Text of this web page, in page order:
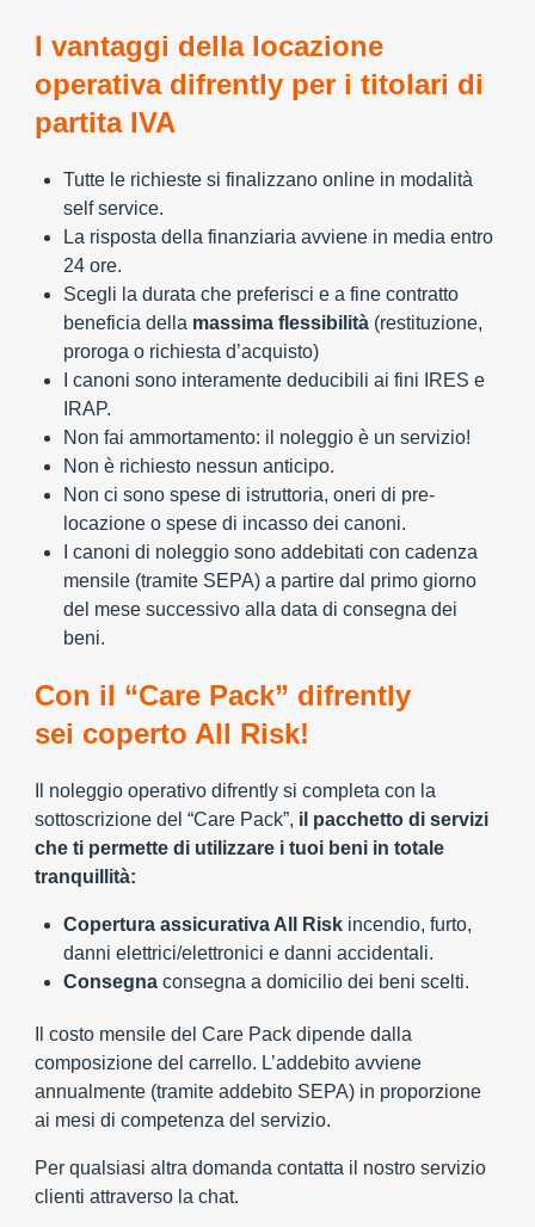
I vantaggi della locazione
operativa difrently per i titolari di
partita IVA
Tutte le richieste si finalizzano online in modalità
self service.
La risposta della finanziaria avviene in media entro
24 ore.
Scegli la durata che preferisci e a fine contratto
beneficia della massima flessibilità (restituzione,
proroga o richiesta d’acquisto)
I canoni sono interamente deducibili ai fini IRES e
IRAP.
Non fai ammortamento: il noleggio è un servizio!
Non è richiesto nessun anticipo.
Non ci sono spese di istruttoria, oneri di pre-
locazione o spese di incasso dei canoni.
I canoni di noleggio sono addebitati con cadenza
mensile (tramite SEPA) a partire dal primo giorno
del mese successivo alla data di consegna dei
beni.
Con il “Care Pack” difrently
sei coperto All Risk!
Il noleggio operativo difrently si completa con la
sottoscrizione del “Care Pack”, il pacchetto di servizi
che ti permette di utilizzare i tuoi beni in totale
tranquillità:
Copertura assicurativa All Risk incendio, furto,
danni elettrici/elettronici e danni accidentali.
Consegna consegna a domicilio dei beni scelti.
Il costo mensile del Care Pack dipende dalla
composizione del carrello. L’addebito avviene
annualmente (tramite addebito SEPA) in proporzione
ai mesi di competenza del servizio.
Per qualsiasi altra domanda contatta il nostro servizio
clienti attraverso la chat.